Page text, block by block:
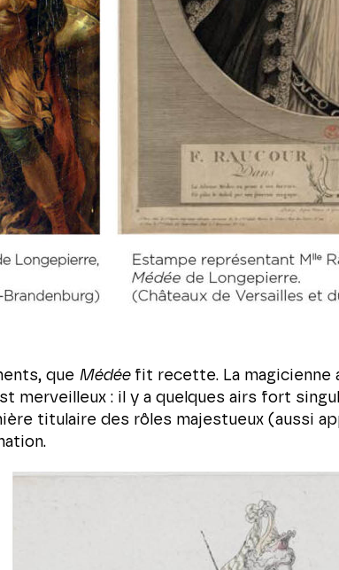
que Médéefit recette. La magicienne
merveilleux : il y a quelques airs fort
titulaire des rôles majestueux (aussi